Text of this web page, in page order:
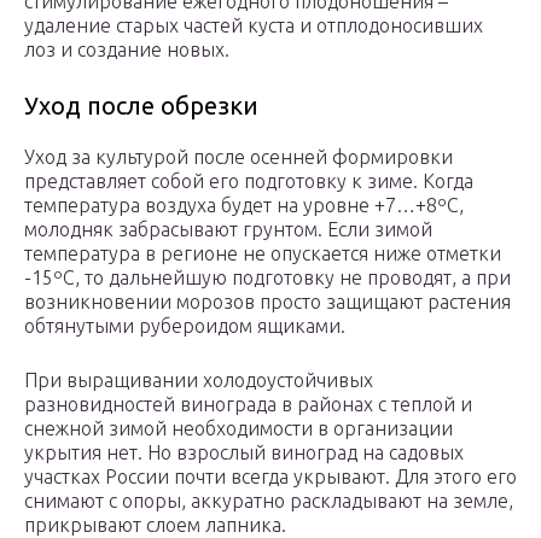
удаление старых частей куста и отплодоносивших
лоз и создание новых.
Уход после обрезки
Уход за культурой после осенней формировки
представляет собой его подготовку к зиме. Когда
температура воздуха будет на уровне +7…+8ºС,
молодняк забрасывают грунтом. Если зимой
температура в регионе не опускается ниже отметки
-15ºС, то дальнейшую подготовку не проводят, а при
возникновении морозов просто защищают растения
обтянутыми рубероидом ящиками.
При выращивании холодоустойчивых
разновидностей винограда в районах с теплой и
снежной зимой необходимости в организации
укрытия нет. Но взрослый виноград на садовых
участках России почти всегда укрывают. Для этого его
снимают с опоры, аккуратно раскладывают на земле,
прикрывают слоем лапника.